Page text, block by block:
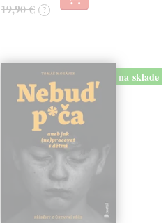
19,90 € ?
na sklade